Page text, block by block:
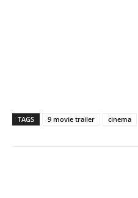
TAGS 9 movie trailer cinema